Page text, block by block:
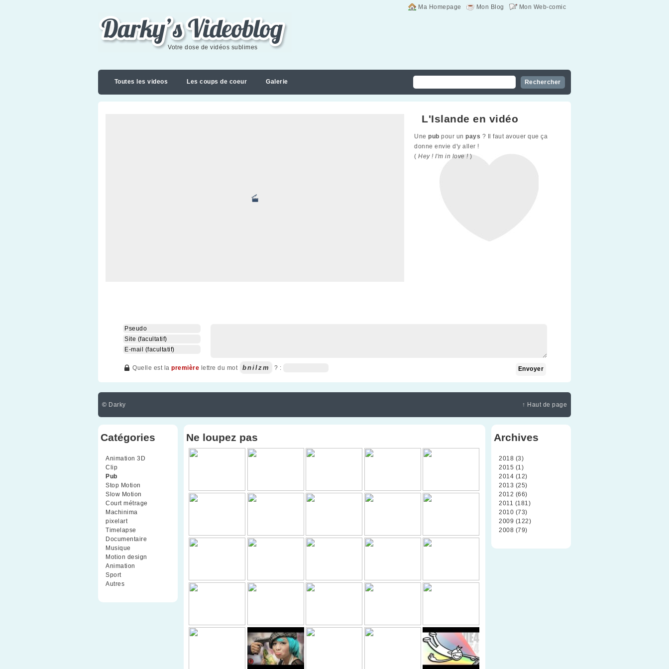
Mon Web-comic
Mon Blog
Ma Homepage
Darky's videoblog
Votre dose de vidéos sublimes
Toutes les videos Les coups de coeur Galerie
L'Islande en vidéo
Une pub pour un pays ? Il faut avouer que ça
donne envie d'y aller !
( Hey ! I'm in love ! )
Quelle est la première lettre du mot bnilzm ? :
© Darky ↑ Haut de page
Catégories
Animation 3D
Clip
Pub
Stop Motion
Slow Motion
Court métrage
Machinima
pixelart(10)
Timelapse
Documentaire
Musique
Motion design
Animation
Sport(2)
Autres
Ne loupez pas Archives
2018 (3)
2015 (1)
2014 (12)
2013 (25)
2012 (66)
2011 (181)
2010 (73)
2009 (122)
2008 (79)